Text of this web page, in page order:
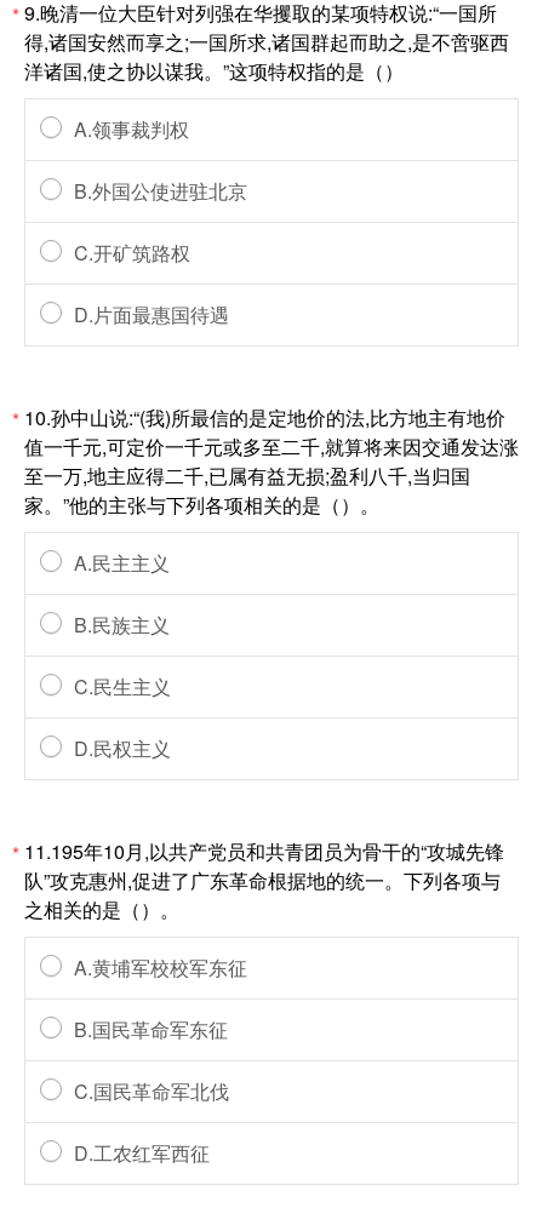
*9.晚清一位大臣针对列强在华攫取的某项特权说:“一国所
得,诸国安然而享之;一国所求,诸国群起而助之,是不啻驱西
洋诸国,使之协以谋我。”这项特权指的是（）
A.领事裁判权
B.外国公使进驻北京
C.开矿筑路权
D.片面最惠国待遇
* 10.孙中山说:“(我)所最信的是定地价的法,比方地主有地价
值一千元,可定价一千元或多至二千,就算将来因交通发达涨
至一万,地主应得二千,已属有益无损;盈利八千,当归国
家。”他的主张与下列各项相关的是（）。
A.民主主义
B.民族主义
C.民生主义
D.民权主义
* 11.195年10月,以共产党员和共青团员为骨干的“攻城先锋
队”攻克惠州,促进了广东革命根据地的统一。下列各项与
之相关的是（）。
A.黄埔军校校军东征
B.国民革命军东征
C.国民革命军北伐
D.工农红军西征